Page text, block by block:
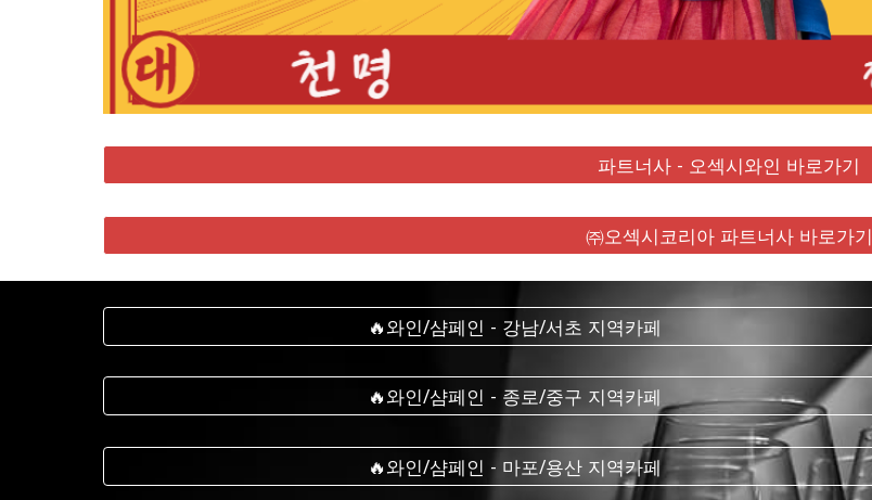
파트너사 - 오섹시와인 바로가기
㈜오섹시코리아 파트너사 바로가기
🔥와인/샴페인 - 강남/서초 지역카페
🔥와인/샴페인 - 종로/중구 지역카페
🔥와인/샴페인 - 마포/용산 지역카페